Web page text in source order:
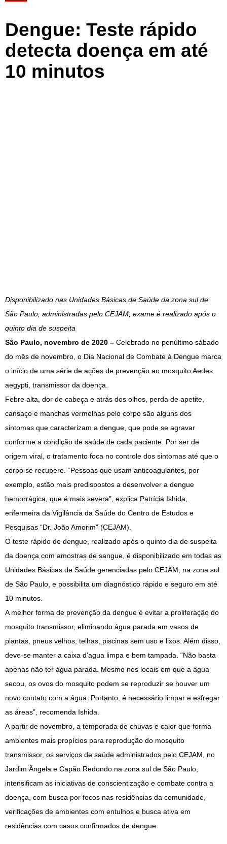
Dengue: Teste rápido
detecta doença em até
10 minutos
Disponibilizado nas Unidades Básicas de Saúde da zona sul de
São Paulo, administradas pelo CEJAM, exame é realizado após o
quinto dia de suspeita
São Paulo, novembro de 2020 – Celebrado no penúltimo sábado
do mês de novembro, o Dia Nacional de Combate à Dengue marca
o início de uma série de ações de prevenção ao mosquito Aedes
aegypti, transmissor da doença.
Febre alta, dor de cabeça e atrás dos olhos, perda de apetite,
cansaço e manchas vermelhas pelo corpo são alguns dos
sintomas que caracterizam a dengue, que pode se agravar
conforme a condição de saúde de cada paciente. Por ser de
origem viral, o tratamento foca no controle dos sintomas até que o
corpo se recupere. “Pessoas que usam anticoagulantes, por
exemplo, estão mais predispostos a desenvolver a dengue
hemorrágica, que é mais severa”, explica Patrícia Ishida,
enfermeira da Vigilância da Saúde do Centro de Estudos e
Pesquisas “Dr. João Amorim” (CEJAM).
O teste rápido de dengue, realizado após o quinto dia de suspeita
da doença com amostras de sangue, é disponibilizado em todas as
Unidades Básicas de Saúde gerenciadas pelo CEJAM, na zona sul
de São Paulo, e possibilita um diagnóstico rápido e seguro em até
10 minutos.
A melhor forma de prevenção da dengue é evitar a proliferação do
mosquito transmissor, eliminando água parada em vasos de
plantas, pneus velhos, telhas, piscinas sem uso e lixos. Além disso,
deve-se manter a caixa d’agua limpa e bem tampada. “Não basta
apenas não ter água parada. Mesmo nos locais em que a água
secou, os ovos do mosquito podem se reproduzir se houver um
novo contato com a água. Portanto, é necessário limpar e esfregar
as áreas”, recomenda Ishida.
A partir de novembro, a temporada de chuvas e calor que forma
ambientes mais propícios para reprodução do mosquito
transmissor, os serviços de saúde administrados pelo CEJAM, no
Jardim Ângela e Capão Redondo na zona sul de São Paulo,
intensificam as iniciativas de conscientização e combate contra a
doença, com busca por focos nas residências da comunidade,
verificações de ambientes com entulhos e busca ativa em
residências com casos confirmados de dengue.